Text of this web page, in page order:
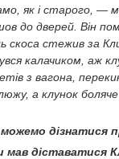
як і старого, —
до дверей. Він
скоса стежив за
калачиком, аж
з вагона,
а клунок
дізнатися
мав діставатися